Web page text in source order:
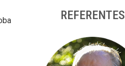
REFERENTES